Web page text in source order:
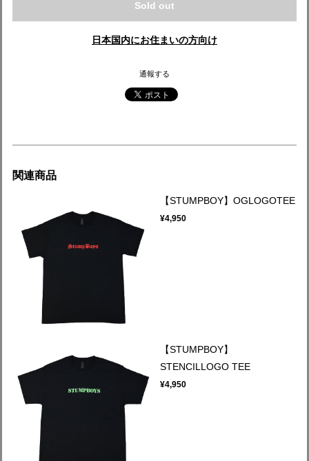
Sold out
日本国内にお住まいの方向け
通報する
関連商品
【STUMPBOY】OGLOGOTEE
¥4,950
【STUMPBOY】
STENCILLOGO TEE
¥4,950